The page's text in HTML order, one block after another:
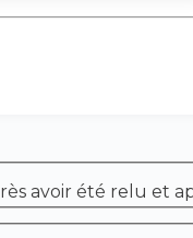
avoir été relu et